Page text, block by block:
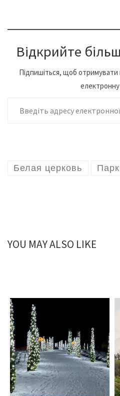
Відкрийте
Підпишіться, щоб отримувати
Введіть адресу
Белая церковь
YOU MAY ALSO LIKE